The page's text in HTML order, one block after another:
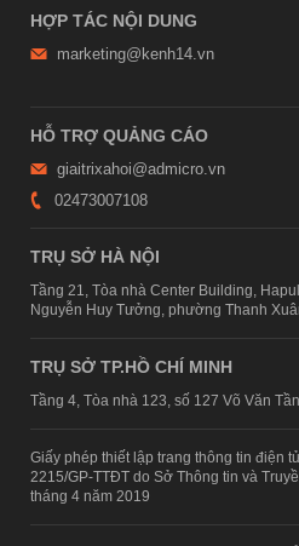
HỢP TÁC NỘI DUNG
marketing@kenh14.vn
HỖ TRỢ QUẢNG CÁO
giaitrixahoi@admicro.vn
02473007108
TRỤ SỞ HÀ NỘI
Tầng 21, Tòa nhà Center Building,
Nguyễn Huy Tưởng, phường Thanh
TRỤ SỞ TP.HỒ CHÍ MINH
Tầng 4, Tòa nhà 123, số 127 Võ Văn
Giấy phép thiết lập trang thông tin điện
2215/GP-TTĐT do Sở Thông tin và
tháng 4 năm 2019